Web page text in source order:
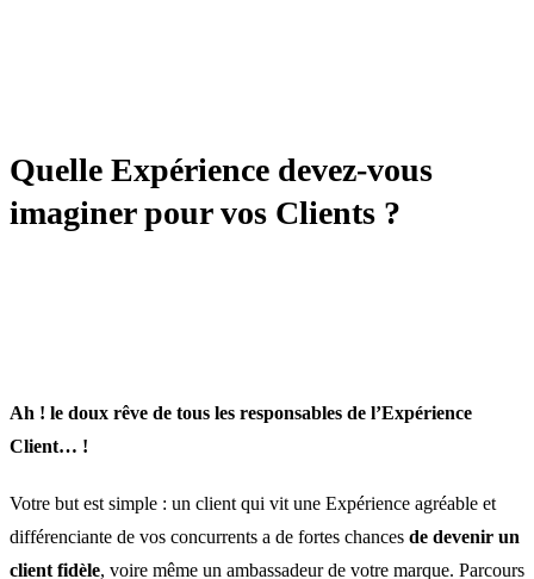
Quelle Expérience devez-vous
imaginer pour vos Clients ?
Ah ! le doux rêve de tous les responsables de l’Expérience
Client… !
Votre but est simple : un client qui vit une Expérience agréable et
différenciante de vos concurrents a de fortes chances de devenir un
client fidèle, voire même un ambassadeur de votre marque. Parcours